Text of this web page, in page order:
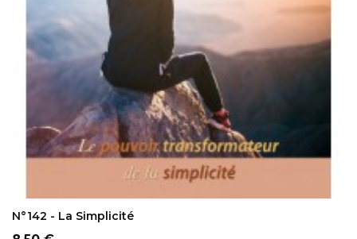
AJOUTER AU PANIER
N°142 - La Simplicité